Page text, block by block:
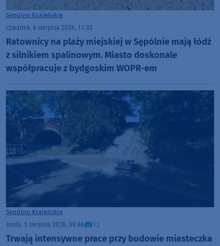
Sępólno Krajeńskie
czwartek, 6 sierpnia 2026, 11:32
Ratownicy na plaży miejskiej w Sępólnie mają łódź
z silnikiem spalinowym. Miasto doskonale
współpracuje z bydgoskim WOPR-em
Sępólno Krajeńskie
środa, 5 sierpnia 2026, 09:46 12
Trwają intensywne prace przy budowie miasteczka